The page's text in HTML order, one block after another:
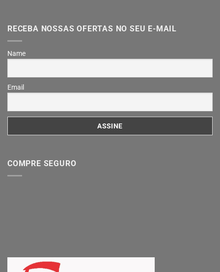
RECEBA NOSSAS OFERTAS NO SEU E-MAIL
Name
Email
COMPRE SEGURO